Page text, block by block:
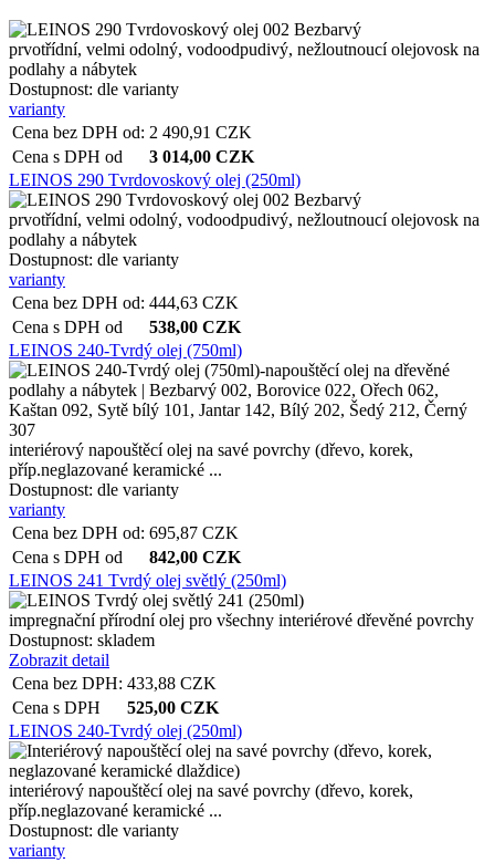
prvotřídní, velmi odolný, vodoodpudivý, nežloutnoucí olejovosk na
podlahy a nábytek
Dostupnost: dle varianty
varianty
Cena bez DPH od: 2 490,91 CZK
Cena s DPH od
3 014,00 CZK
LEINOS 290 Tvrdovoskový olej (250ml)
prvotřídní, velmi odolný, vodoodpudivý, nežloutnoucí olejovosk na
podlahy a nábytek
Dostupnost: dle varianty
varianty
Cena bez DPH od: 444,63 CZK
Cena s DPH od
538,00 CZK
LEINOS 240-Tvrdý olej (750ml)
interiérový napouštěcí olej na savé povrchy (dřevo, korek,
příp.neglazované keramické ...
Dostupnost: dle varianty
varianty
Cena bez DPH od: 695,87 CZK
Cena s DPH od
842,00 CZK
LEINOS 241 Tvrdý olej světlý (250ml)
impregnační přírodní olej pro všechny interiérové dřevěné povrchy
Dostupnost: skladem
Zobrazit detail
Cena bez DPH: 433,88 CZK
Cena s DPH
525,00 CZK
LEINOS 240-Tvrdý olej (250ml)
interiérový napouštěcí olej na savé povrchy (dřevo, korek,
příp.neglazované keramické ...
Dostupnost: dle varianty
varianty